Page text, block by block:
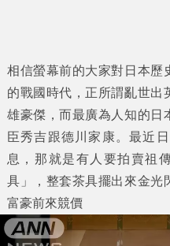
相信螢幕前的大家對日本歷
的戰國時代，正所謂亂世出
雄豪傑，而最廣為人知的日
臣秀吉跟德川家康。最近
息，那就是有人要拍賣祖
具 」，整套茶具擺出來金
富豪前來競價